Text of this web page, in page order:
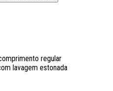
regular
lavagem estonada